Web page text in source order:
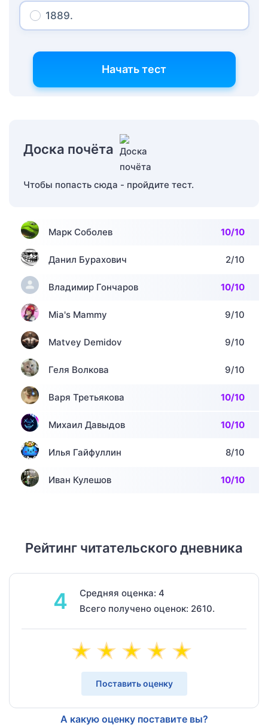
1889.
Начать тест
Доска почёта
Чтобы попасть сюда - пройдите тест.
Марк Соболев 10/10
Данил Бурахович 2/10
Владимир Гончаров 10/10
Mia's Mammy 9/10
Matvey Demidov 9/10
Геля Волкова 9/10
Варя Третьякова 10/10
Михаил Давыдов 10/10
Илья Гайфуллин 8/10
Иван Кулешов 10/10
Рейтинг читательского дневника
4
Средняя оценка: 4
Всего получено оценок: 2610.
Поставить оценку
А какую оценку поставите вы?